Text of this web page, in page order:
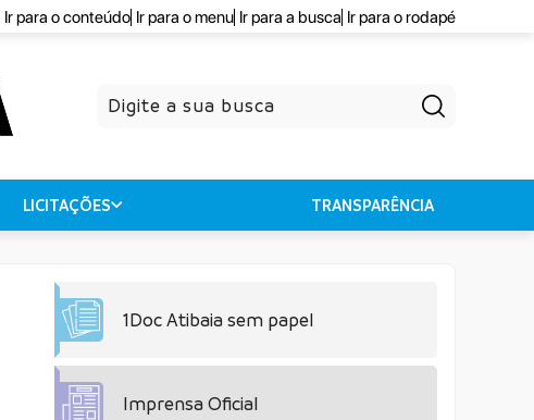
Ir para o conteúdo Ir para o menu Ir para a busca Ir para o rodapé
LICITAÇÕES TRANSPARÊNCIA
1Doc Atibaia sem papel
Imprensa Oficial